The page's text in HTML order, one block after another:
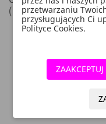
(1 op. / 6 szt.)
SZYBKA DOSTAWA:
przetwarzaniu
przysługujących Ci
Polityce Cookies.